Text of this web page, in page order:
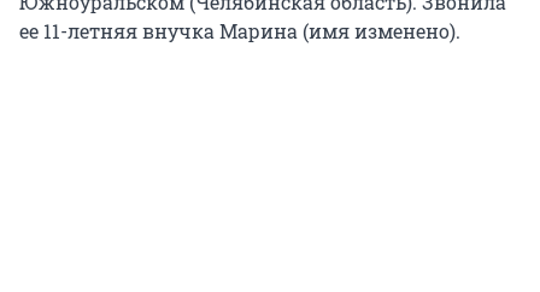
ее 11-летняя внучка Марина (имя изменено).